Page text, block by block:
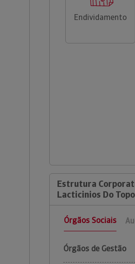
Endividamento
Estrutura
Lacticinios Do
Órgãos Sociais
Órgãos de Gestão